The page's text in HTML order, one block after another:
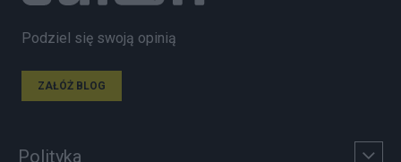
Podziel się swoją opinią
ZAŁÓŻ BLOG
Polityka